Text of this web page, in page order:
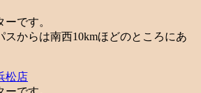
です。
スからは南西10kmほどのところにあ
松店